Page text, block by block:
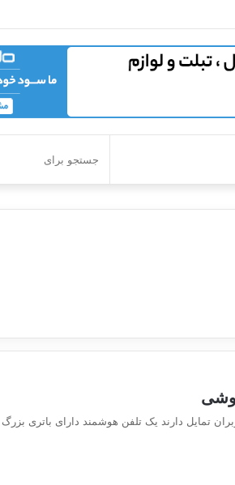
تمایل دارند یک تلفن هوشمند دارای باتری بزرگ